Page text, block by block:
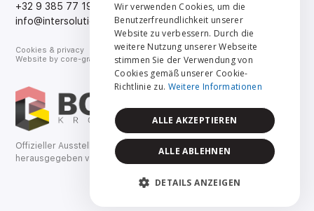
+32 9 385 77 19
info@intersolution.be
Cookies & privacy
Website by core-graphics.be
Deutsch
Offizieller Ausstellungskatalog
herausgegeben von Bouwkroniek.
FRANÇAIS
DEUTSCH
Wir verwenden Cookies, um die
Benutzerfreundlichkeit unserer
Website zu verbessern. Durch die
weitere Nutzung unserer Webseite
stimmen Sie der Verwendung von
Cookies gemäß unserer Cookie-
Richtlinie zu. Weitere Informationen
ALLE AKZEPTIEREN
ALLE ABLEHNEN
DETAILS ANZEIGEN